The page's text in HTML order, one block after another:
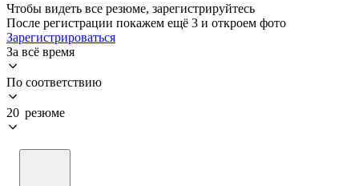
Чтобы видеть все резюме, зарегистрируйтесь
После регистрации покажем ещё 3 и откроем фото
Зарегистрироваться
За всё время
По соответствию
20 резюме